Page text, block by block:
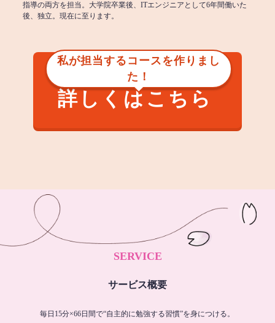
指導の両方を担当。大学院卒業後、ITエンジニアとして6年間働いた
後、独立。現在に至ります。
私が担当するコースを作りまし
た！
詳しくはこちら
SERVICE
サービス概要
毎日15分×66日間で“自主的に勉強する習慣”を身につける。